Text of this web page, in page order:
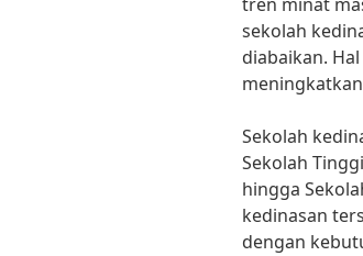
sekolah
diabaikan.
Sekolah
Sekolah
hingga
kedinasan
dengan